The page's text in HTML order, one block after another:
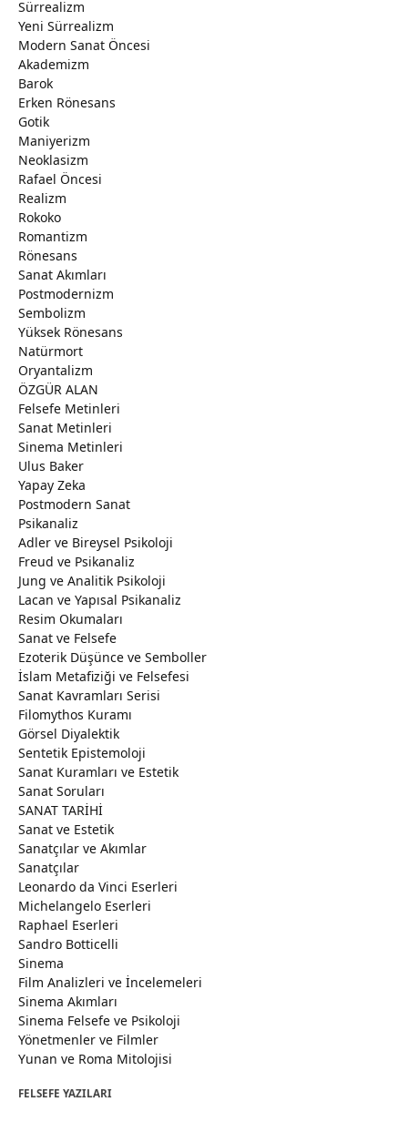
Sürrealizm
Yeni Sürrealizm
Modern Sanat Öncesi
Akademizm
Barok
Erken Rönesans
Gotik
Maniyerizm
Neoklasizm
Rafael Öncesi
Realizm
Rokoko
Romantizm
Rönesans
Sanat Akımları
Postmodernizm
Sembolizm
Yüksek Rönesans
Natürmort
Oryantalizm
ÖZGÜR ALAN
Felsefe Metinleri
Sanat Metinleri
Sinema Metinleri
Ulus Baker
Yapay Zeka
Postmodern Sanat
Psikanaliz
Adler ve Bireysel Psikoloji
Freud ve Psikanaliz
Jung ve Analitik Psikoloji
Lacan ve Yapısal Psikanaliz
Resim Okumaları
Sanat ve Felsefe
Ezoterik Düşünce ve Semboller
İslam Metafiziği ve Felsefesi
Sanat Kavramları Serisi
Filomythos Kuramı
Görsel Diyalektik
Sentetik Epistemoloji
Sanat Kuramları ve Estetik
Sanat Soruları
SANAT TARİHİ
Sanat ve Estetik
Sanatçılar ve Akımlar
Sanatçılar
Leonardo da Vinci Eserleri
Michelangelo Eserleri
Raphael Eserleri
Sandro Botticelli
Sinema
Film Analizleri ve İncelemeleri
Sinema Akımları
Sinema Felsefe ve Psikoloji
Yönetmenler ve Filmler
Yunan ve Roma Mitolojisi
FELSEFE YAZILARI